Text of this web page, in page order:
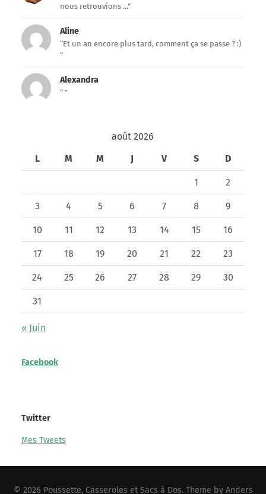
nous retrouvions ...”
Aline
“Et un an encore plus tard, comment ça se passe ? :)
”
Alexandra
“ ”
août 2026
L
M M J V S D
1 2
3 4 5 6 7 8 9
10 11 12 13 14 15 16
17 18 19 20 21 22 23
24 25 26 27 28 29 30
31
« Juin
Facebook
Twitter
Mes Tweets
© 2026 Poussette, Casseroles et Sacs à Dos. Theme by Anders